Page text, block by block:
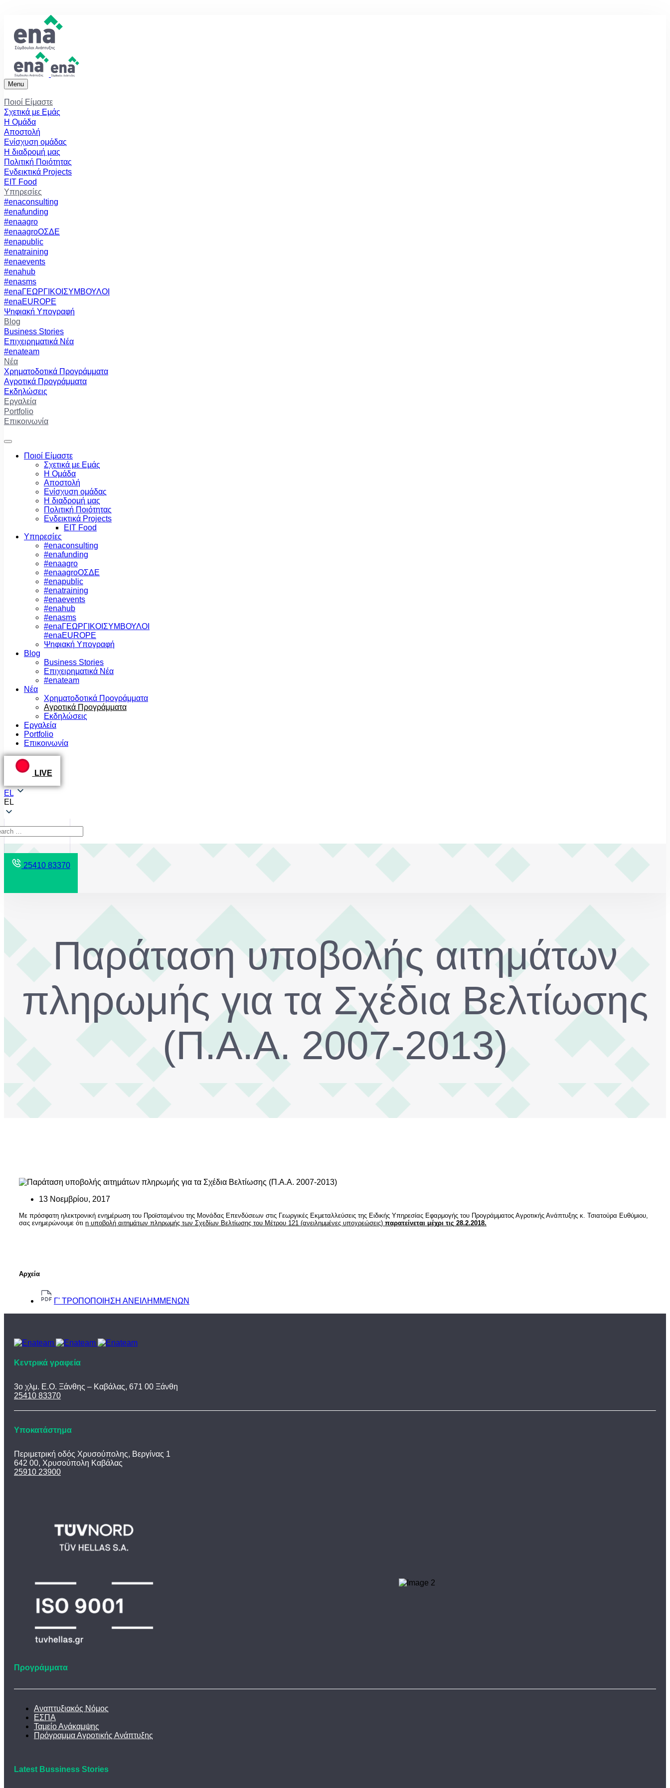
Menu
Ποιοί Είμαστε
Σχετικά με Εμάς
Η Ομάδα
Αποστολή
Ενίσχυση ομάδας
Η διαδρομή μας
Πολιτική Ποιότητας
Ενδεικτικά Projects
EIT Food
Υπηρεσίες
#enaconsulting
#enafunding
#enaagro
#enaagroΟΣΔΕ
#enapublic
#enatraining
#enaevents
#enahub
#enasms
#enaΓΕΩΡΓΙΚΟΙΣΥΜΒΟΥΛΟΙ
#enaEUROPE
Ψηφιακή Υπογραφή
Blog
Business Stories
Επιχειρηματικά Νέα
#enateam
Νέα
Χρηματοδοτικά Προγράμματα
Αγροτικά Προγράμματα
Εκδηλώσεις
Εργαλεία
Portfolio
Επικοινωνία
Ποιοί Είμαστε
Σχετικά με Εμάς
Η Ομάδα
Αποστολή
Ενίσχυση ομάδας
Η διαδρομή μας
Πολιτική Ποιότητας
Ενδεικτικά Projects
EIT Food
Υπηρεσίες
#enaconsulting
#enafunding
#enaagro
#enaagroΟΣΔΕ
#enapublic
#enatraining
#enaevents
#enahub
#enasms
#enaΓΕΩΡΓΙΚΟΙΣΥΜΒΟΥΛΟΙ
#enaEUROPE
Ψηφιακή Υπογραφή
Blog
Business Stories
Επιχειρηματικά Νέα
#enateam
Νέα
Χρηματοδοτικά Προγράμματα
Αγροτικά Προγράμματα
Εκδηλώσεις
Εργαλεία
Portfolio
Επικοινωνία
LIVE
EL
EL
25410 83370
Παράταση υποβολής αιτημάτων
πληρωμής για τα Σχέδια Βελτίωσης
(Π.Α.Α. 2007-2013)
13 Νοεμβρίου, 2017
Με πρόσφατη ηλεκτρονική ενημέρωση του Προϊσταμένου της Μονάδας Επενδύσεων στις Γεωργικές Εκμεταλλεύσεις της Ειδικής Υπηρεσίας Εφαρμογής του Προγράμματος Αγροτικής Ανάπτυξης κ. Τσιατούρα Ευθύμιου,
σας ενημερώνουμε ότι η υποβολή αιτημάτων πληρωμής των Σχεδίων Βελτίωσης του Μέτρου 121 (ανειλημμένες υποχρεώσεις) παρατείνεται μέχρι τις 28.2.2018.
Αρχεία
Γ' ΤΡΟΠΟΠΟΙΗΣΗ ΑΝΕΙΛΗΜΜΕΝΩΝ
Κεντρικά γραφεία
3ο χλμ. Ε.Ο. Ξάνθης – Καβάλας, 671 00 Ξάνθη
25410 83370
Υποκατάστημα
Περιμετρική οδός Χρυσούπολης, Βεργίνας 1
642 00, Χρυσούπολη Καβάλας
25910 23900
Προγράμματα
Αναπτυξιακός Νόμος
ΕΣΠΑ
Ταμείο Ανάκαμψης
Πρόγραμμα Αγροτικής Ανάπτυξης
Latest Bussiness Stories